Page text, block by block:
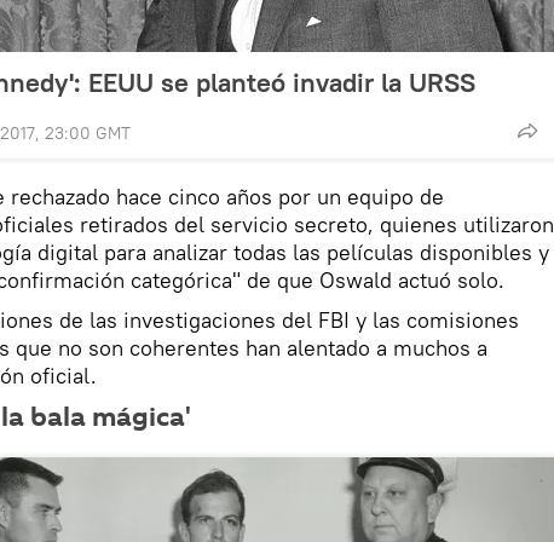
EEUU se planteó invadir la URSS
23:00 GMT
rechazado hace cinco años por un equipo de
retirados del servicio secreto, quienes utilizaron
digital para analizar todas las películas disponibles y
categórica" de que Oswald actuó solo.
de las investigaciones del FBI y las comisiones
que no son coherentes han alentado a muchos a
oficial.
bala mágica'